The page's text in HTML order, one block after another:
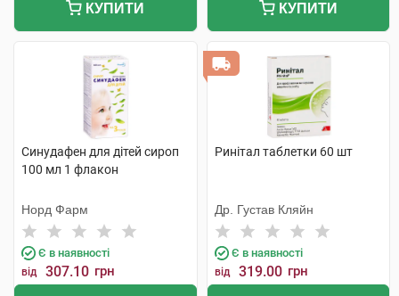
КУПИТИ КУПИТИ
Синудафен для дітей сироп
100 мл 1 флакон
Норд Фарм
Є в наявності
від 307.10 грн
Ринітал таблетки 60 шт
Др. Густав Кляйн
Є в наявності
від 319.00 грн